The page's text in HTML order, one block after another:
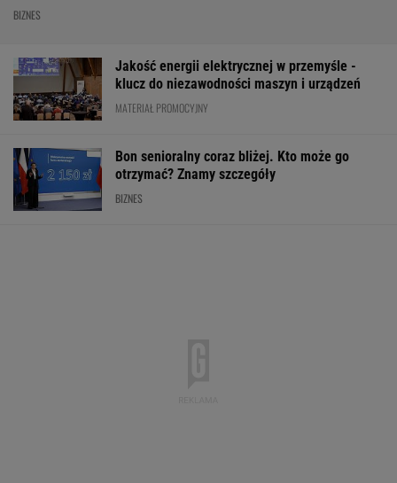
BIZNES
Jakość energii elektrycznej w przemyśle -
klucz do niezawodności maszyn i urządzeń
MATERIAŁ PROMOCYJNY
Bon senioralny coraz bliżej. Kto może go
otrzymać? Znamy szczegóły
BIZNES